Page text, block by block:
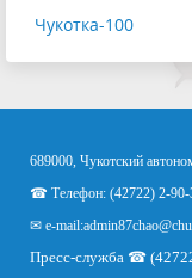
Чукотка-100
689000, Чукотский
☎ Телефон: (42722) 2-90-
✉ e-mail:
Пресс-служба ☎